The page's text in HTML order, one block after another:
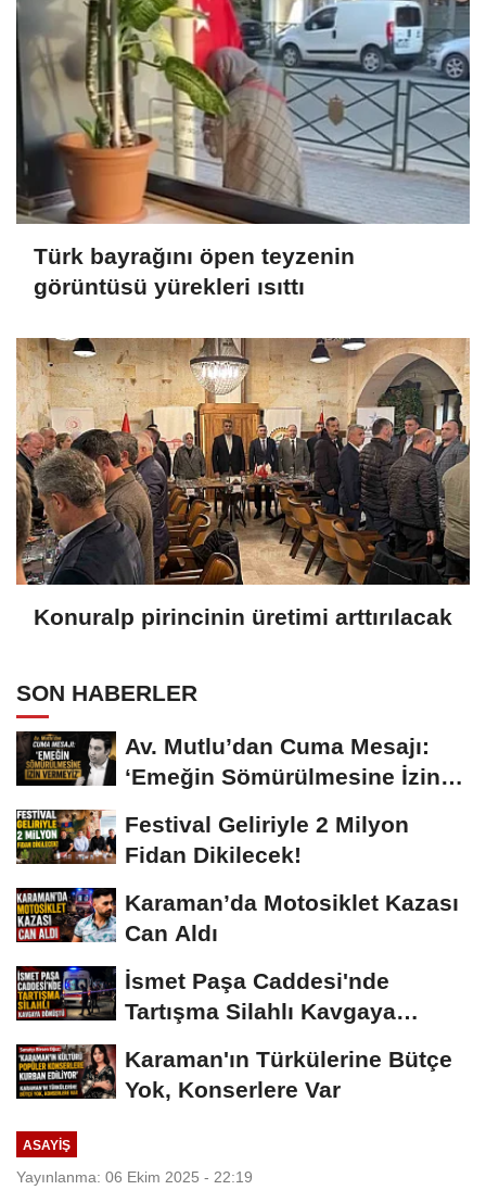
Türk bayrağını öpen teyzenin
görüntüsü yürekleri ısıttı
Konuralp pirincinin üretimi arttırılacak
SON HABERLER
Av. Mutlu’dan Cuma Mesajı:
‘Emeğin Sömürülmesine İzin
Festival Geliriyle 2 Milyon
Fidan Dikilecek!
Karaman’da Motosiklet Kazası
Can Aldı
İsmet Paşa Caddesi'nde
Tartışma Silahlı Kavgaya
Karaman'ın Türkülerine Bütçe
Yok, Konserlere Var
ASAYIŞ
Yayınlanma: 06 Ekim 2025 - 22:19